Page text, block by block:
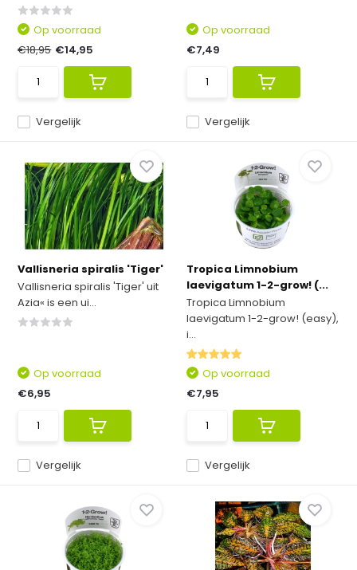
Vergelijk
Op voorraad
€18,95 €14,95
Vergelijk
Op voorraad
€7,49
Vallisneria spiralis 'Tiger'
Vallisneria spiralis 'Tiger' uit
Azia« is een ui...
Vergelijk
Op voorraad
€6,95
Tropica Limnobium
laevigatum 1-2-grow! (...
Tropica Limnobium
laevigatum 1-2-grow! (easy),
i...
Vergelijk
Op voorraad
€7,95